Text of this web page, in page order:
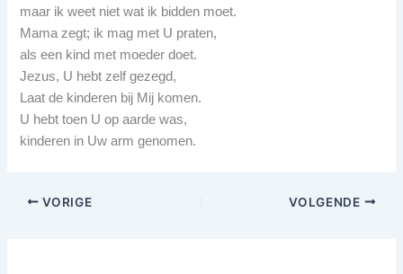
maar ik weet niet wat ik bidden moet.
Mama zegt; ik mag met U praten,
als een kind met moeder doet.
Jezus, U hebt zelf gezegd,
Laat de kinderen bij Mij komen.
U hebt toen U op aarde was,
kinderen in Uw arm genomen.
VORIGE VOLGENDE